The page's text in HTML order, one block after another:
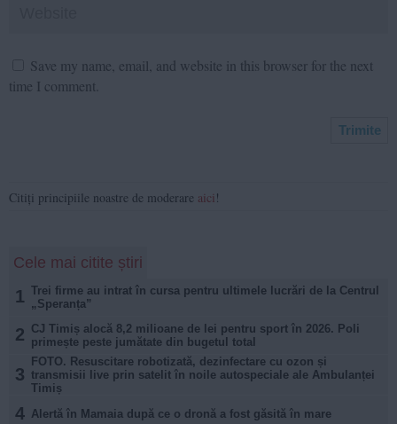
Save my name, email, and website in this browser for the next
time I comment.
Citiți principiile noastre de moderare aici !
Cele mai citite știri
1 Trei firme au intrat în cursa pentru ultimele lucrări de la Centrul
„Speranța”
2 CJ Timiș alocă 8,2 milioane de lei pentru sport în 2026. Poli
primește peste jumătate din bugetul total
3
FOTO. Resuscitare robotizată, dezinfectare cu ozon și
transmisii live prin satelit în noile autospeciale ale Ambulanței
Timiș
4 Alertă în Mamaia după ce o dronă a fost găsită în mare